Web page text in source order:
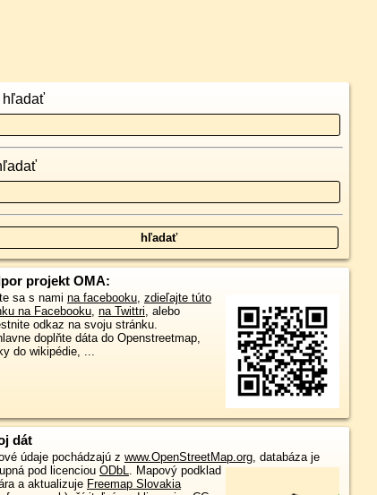
hľadať
projekt OMA:
sa s nami na facebooku, zdieľajte túto
na Facebooku, na Twittri, alebo
odkaz na svoju stránku.
doplňte dáta do Openstreetmap,
do wikipédie, ...
dát
údaje pochádzajú z www.OpenStreetMap.org, databáza je
pod licenciou ODbL. Mapový podklad
a aktualizuje Freemap Slovakia